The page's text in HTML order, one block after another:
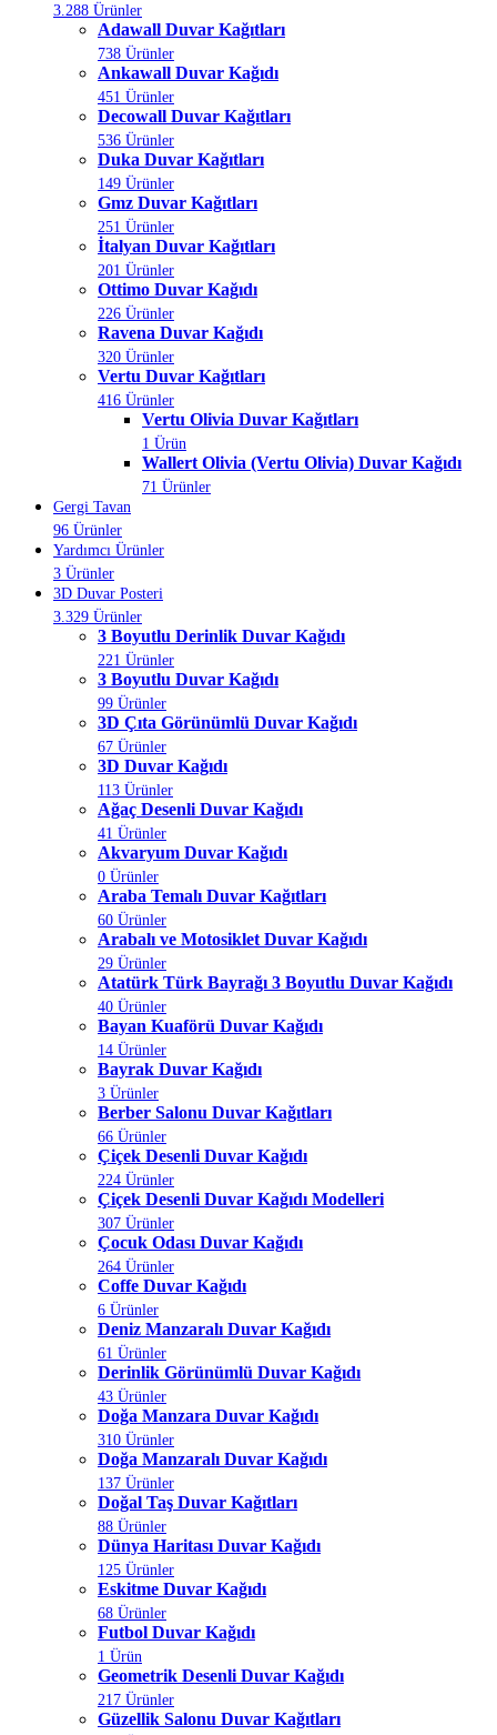
3.288 Ürünler
Adawall Duvar Kağıtları
738 Ürünler
Ankawall Duvar Kağıdı
451 Ürünler
Decowall Duvar Kağıtları
536 Ürünler
Duka Duvar Kağıtları
149 Ürünler
Gmz Duvar Kağıtları
251 Ürünler
İtalyan Duvar Kağıtları
201 Ürünler
Ottimo Duvar Kağıdı
226 Ürünler
Ravena Duvar Kağıdı
320 Ürünler
Vertu Duvar Kağıtları
416 Ürünler
Vertu Olivia Duvar Kağıtları
1 Ürün
Wallert Olivia (Vertu Olivia) Duvar Kağıdı
71 Ürünler
Gergi Tavan
96 Ürünler
Yardımcı Ürünler
3 Ürünler
3D Duvar Posteri
3.329 Ürünler
3 Boyutlu Derinlik Duvar Kağıdı
221 Ürünler
3 Boyutlu Duvar Kağıdı
99 Ürünler
3D Çıta Görünümlü Duvar Kağıdı
67 Ürünler
3D Duvar Kağıdı
113 Ürünler
Ağaç Desenli Duvar Kağıdı
41 Ürünler
Akvaryum Duvar Kağıdı
0 Ürünler
Araba Temalı Duvar Kağıtları
60 Ürünler
Arabalı ve Motosiklet Duvar Kağıdı
29 Ürünler
Atatürk Türk Bayrağı 3 Boyutlu Duvar Kağıdı
40 Ürünler
Bayan Kuaförü Duvar Kağıdı
14 Ürünler
Bayrak Duvar Kağıdı
3 Ürünler
Berber Salonu Duvar Kağıtları
66 Ürünler
Çiçek Desenli Duvar Kağıdı
224 Ürünler
Çiçek Desenli Duvar Kağıdı Modelleri
307 Ürünler
Çocuk Odası Duvar Kağıdı
264 Ürünler
Coffe Duvar Kağıdı
6 Ürünler
Deniz Manzaralı Duvar Kağıdı
61 Ürünler
Derinlik Görünümlü Duvar Kağıdı
43 Ürünler
Doğa Manzara Duvar Kağıdı
310 Ürünler
Doğa Manzaralı Duvar Kağıdı
137 Ürünler
Doğal Taş Duvar Kağıtları
88 Ürünler
Dünya Haritası Duvar Kağıdı
125 Ürünler
Eskitme Duvar Kağıdı
68 Ürünler
Futbol Duvar Kağıdı
1 Ürün
Geometrik Desenli Duvar Kağıdı
217 Ürünler
Güzellik Salonu Duvar Kağıtları